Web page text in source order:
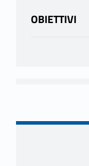
OBIETTIVI